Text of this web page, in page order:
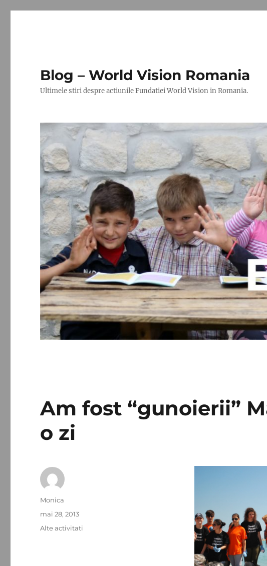
Blog – World Vision Romania
Ultimele stiri despre actiunile Fundatiei World Vision in Romania.
Am fost “gunoierii”
o zi
Autor
Monica
Publicat
pe
mai 28, 2013
Categorii
Alte activitati